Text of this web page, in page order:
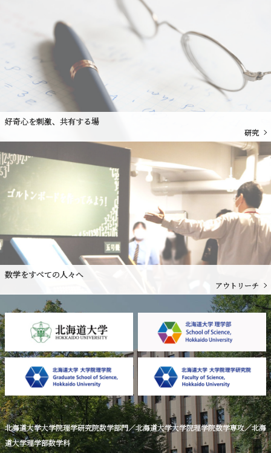
好奇心を刺激、共有する場
研究
数学をすべての人々へ
アウトリーチ
北海道大学大学院理学研究院数学部門／北海道大学大学院理学院数学専攻／北海
道大学理学部数学科